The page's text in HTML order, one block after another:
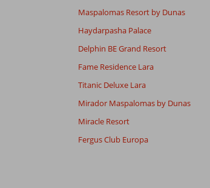
Maspalomas Resort by Dunas
Haydarpasha Palace
Delphin BE Grand Resort
Fame Residence Lara
Titanic Deluxe Lara
Mirador Maspalomas by Dunas
Miracle Resort
Fergus Club Europa